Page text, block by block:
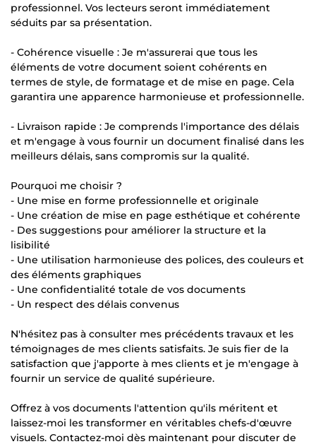
professionnel. Vos lecteurs seront immédiatement
séduits par sa présentation.
- Cohérence visuelle : Je m'assurerai que tous les
éléments de votre document soient cohérents en
termes de style, de formatage et de mise en page. Cela
garantira une apparence harmonieuse et professionnelle.
- Livraison rapide : Je comprends l'importance des délais
et m'engage à vous fournir un document finalisé dans les
meilleurs délais, sans compromis sur la qualité.
Pourquoi me choisir ?
- Une mise en forme professionnelle et originale
- Une création de mise en page esthétique et cohérente
- Des suggestions pour améliorer la structure et la
lisibilité
- Une utilisation harmonieuse des polices, des couleurs et
des éléments graphiques
- Une confidentialité totale de vos documents
- Un respect des délais convenus
N'hésitez pas à consulter mes précédents travaux et les
témoignages de mes clients satisfaits. Je suis fier de la
satisfaction que j'apporte à mes clients et je m'engage à
fournir un service de qualité supérieure.
Offrez à vos documents l'attention qu'ils méritent et
laissez-moi les transformer en véritables chefs-d'œuvre
visuels. Contactez-moi dès maintenant pour discuter de